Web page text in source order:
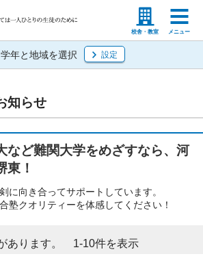
校舎・教室 メニュー
高等学校の先生
学年と地域を選択 設定
知らせ
など難関大学をめざすなら、河
東！
に向き合ってサポートしています。
塾クオリティーを体感してください！
あります。 1-10件を表示